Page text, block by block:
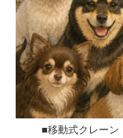
■移動式クレーン